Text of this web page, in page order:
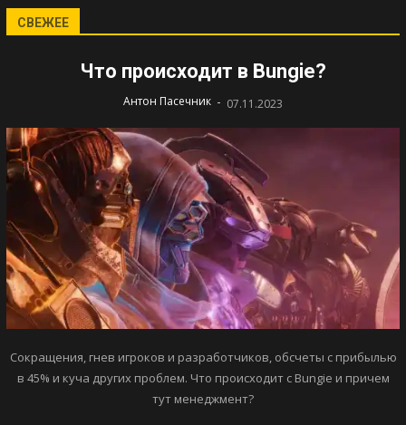
СВЕЖЕЕ
Что происходит в Bungie?
Антон Пасечник - 07.11.2023
Сокращения, гнев игроков и разработчиков, обсчеты с прибылью
в 45% и куча других проблем. Что происходит с Bungie и причем
тут менеджмент?